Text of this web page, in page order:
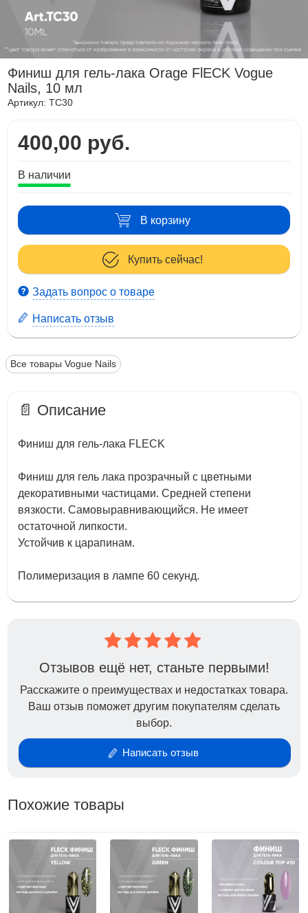
Финиш для гель-лака Orage FlECK Vogue
Nails, 10 мл
Артикул:TC30
400,00 руб.
В наличии
В корзину
Купить сейчас!
Задать вопрос о товаре
Написать отзыв
Все товары Vogue Nails
📄 Описание
Финиш для гель-лака FLECK
Финиш для гель лака прозрачный с цветными
декоративными частицами. Средней степени
вязкости. Самовыравнивающийся. Не имеет
остаточной липкости.
Устойчив к царапинам.
Полимеризация в лампе 60 секунд.
Отзывов ещё нет, станьте первыми!
Расскажите о преимуществах и недостатках товара.
Ваш отзыв поможет другим покупателям сделать
выбор.
Написать отзыв
Похожие товары